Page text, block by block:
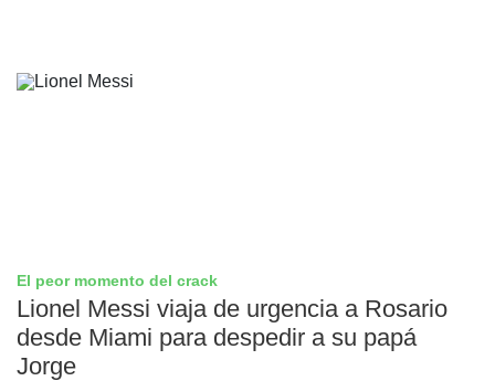
El peor momento del crack
Lionel Messi viaja de urgencia a Rosario
desde Miami para despedir a su papá
Jorge